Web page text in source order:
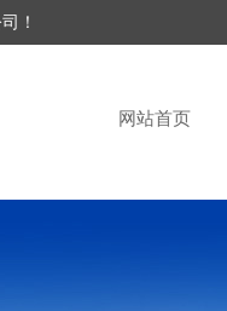
！
网站首页